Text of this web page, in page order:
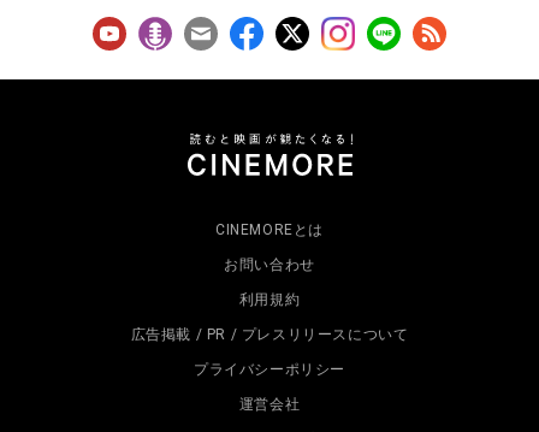
CINEMOREとは
お問い合わせ
利用規約
広告掲載 / PR / プレスリリースについて
プライバシーポリシー
運営会社